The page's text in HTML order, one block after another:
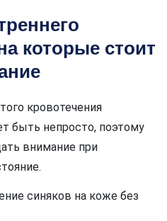
которые стоит
кровотечения
быть непросто, поэтому
внимание при
синяков на коже без